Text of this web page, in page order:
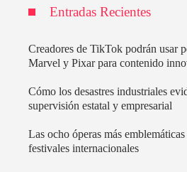
Entradas Recientes
Creadores de TikTok podrán usar
Marvel y Pixar para contenido
Cómo los desastres industriales
supervisión estatal y empresarial
Las ocho óperas más
festivales internacionales